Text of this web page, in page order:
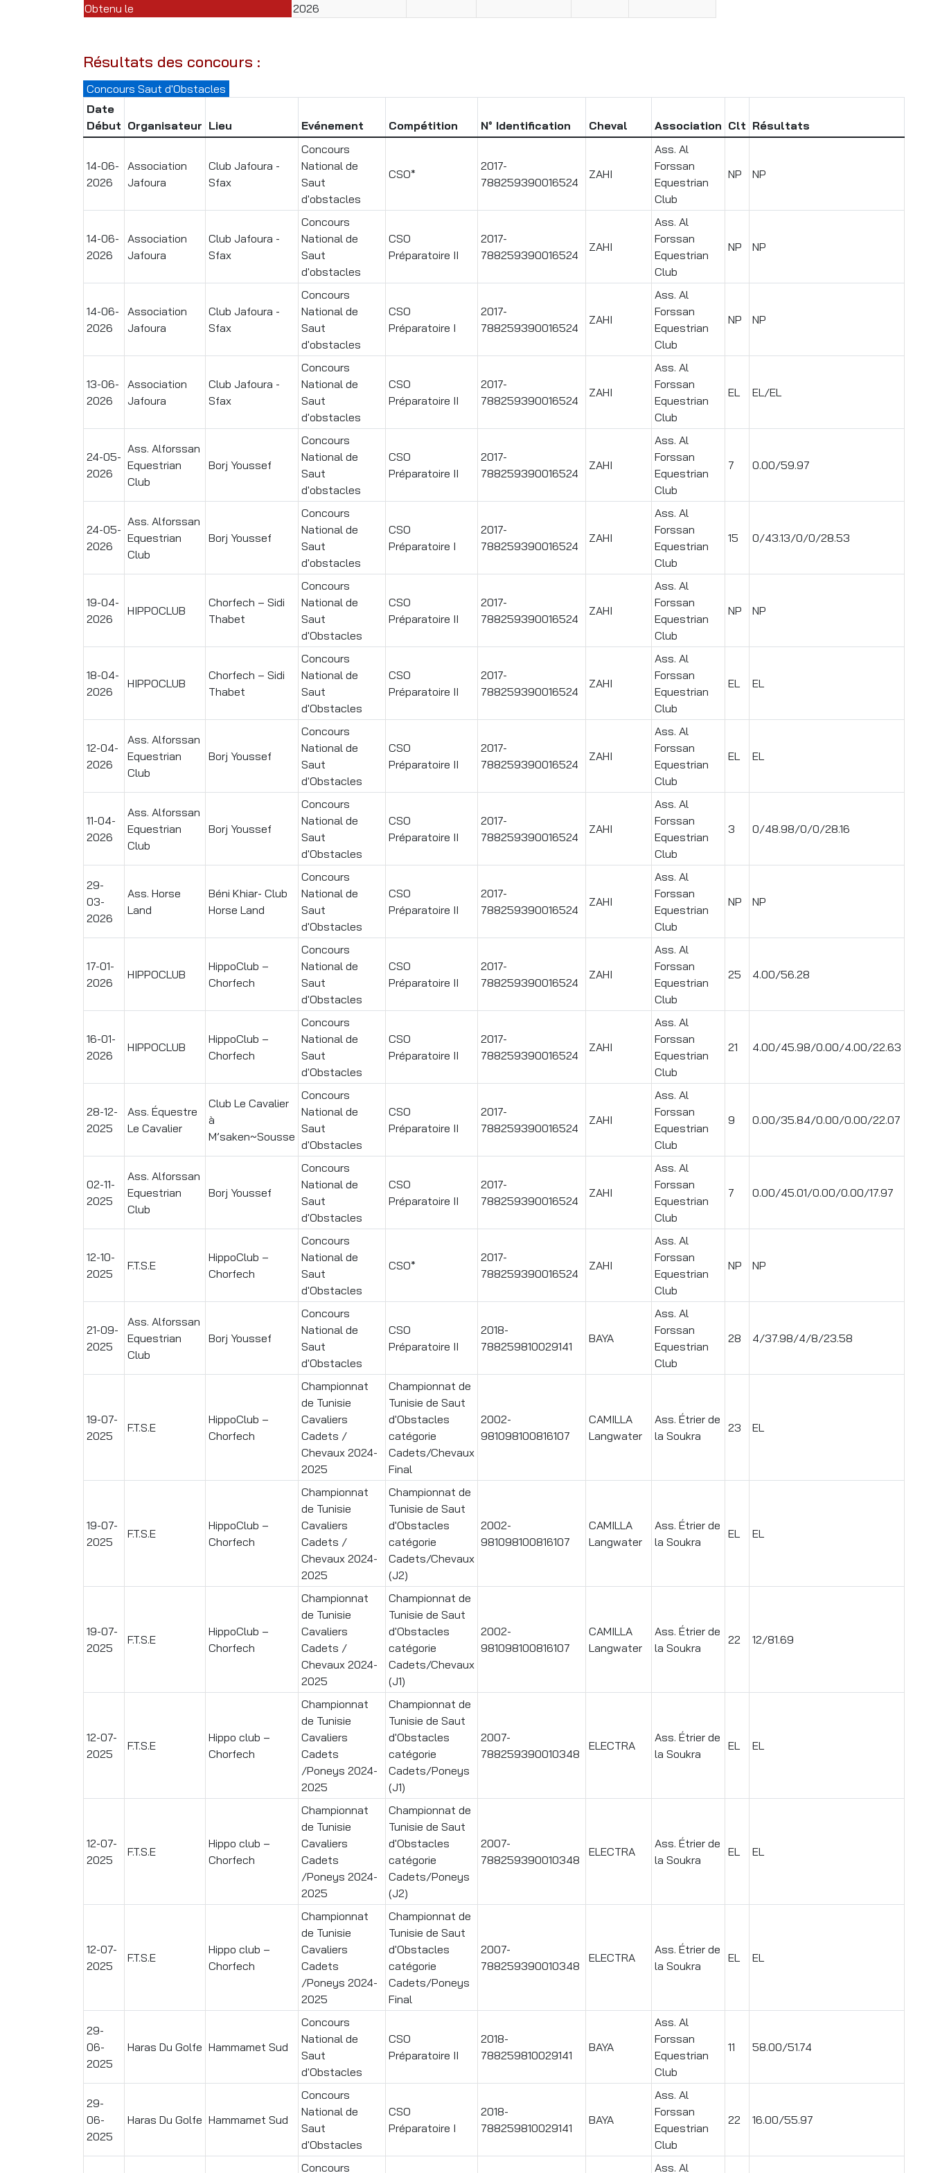
Obtenu le
2026
Résultats des concours :
Concours Saut d'Obstacles
Date
Début Organisateur Lieu Evénement Compétition N° Identification Cheval Association Clt Résultats
14-06-
2026
Association
Jafoura
Club Jafoura -
Sfax
Concours
National de
Saut
d'obstacles
CSO*
2017-
788259390016524
ZAHI
Ass. Al
Forssan
Equestrian
Club
NP NP
14-06-
2026
Association
Jafoura
Club Jafoura -
Sfax
Concours
National de
Saut
d'obstacles
CSO
Préparatoire II
2017-
788259390016524
ZAHI
Ass. Al
Forssan
Equestrian
Club
NP NP
14-06-
2026
Association
Jafoura
Club Jafoura -
Sfax
Concours
National de
Saut
d'obstacles
CSO
Préparatoire I
2017-
788259390016524
ZAHI
Ass. Al
Forssan
Equestrian
Club
NP NP
13-06-
2026
Association
Jafoura
Club Jafoura -
Sfax
Concours
National de
Saut
d'obstacles
CSO
Préparatoire II
2017-
788259390016524
ZAHI
Ass. Al
Forssan
Equestrian
Club
EL EL/EL
24-05-
2026
Ass. Alforssan
Equestrian
Club
Borj Youssef
Concours
National de
Saut
d'obstacles
CSO
Préparatoire II
2017-
788259390016524
ZAHI
Ass. Al
Forssan
Equestrian
Club
7 0.00/59.97
24-05-
2026
Ass. Alforssan
Equestrian
Club
Borj Youssef
Concours
National de
Saut
d'obstacles
CSO
Préparatoire I
2017-
788259390016524
ZAHI
Ass. Al
Forssan
Equestrian
Club
15 0/43.13/0/0/28.53
19-04-
2026
HIPPOCLUB
Chorfech – Sidi
Thabet
Concours
National de
Saut
d'Obstacles
CSO
Préparatoire II
2017-
788259390016524
ZAHI
Ass. Al
Forssan
Equestrian
Club
NP NP
18-04-
2026
HIPPOCLUB
Chorfech – Sidi
Thabet
Concours
National de
Saut
d'Obstacles
CSO
Préparatoire II
2017-
788259390016524
ZAHI
Ass. Al
Forssan
Equestrian
Club
EL EL
12-04-
2026
Ass. Alforssan
Equestrian
Club
Borj Youssef
Concours
National de
Saut
d'Obstacles
CSO
Préparatoire II
2017-
788259390016524
ZAHI
Ass. Al
Forssan
Equestrian
Club
EL EL
11-04-
2026
Ass. Alforssan
Equestrian
Club
Borj Youssef
Concours
National de
Saut
d'Obstacles
CSO
Préparatoire II
2017-
788259390016524
ZAHI
Ass. Al
Forssan
Equestrian
Club
3 0/48.98/0/0/28.16
29-
03-
2026
Ass. Horse
Land
Béni Khiar- Club
Horse Land
Concours
National de
Saut
d'Obstacles
CSO
Préparatoire II
2017-
788259390016524
ZAHI
Ass. Al
Forssan
Equestrian
Club
NP NP
17-01-
2026
HIPPOCLUB
HippoClub –
Chorfech
Concours
National de
Saut
d'Obstacles
CSO
Préparatoire II
2017-
788259390016524
ZAHI
Ass. Al
Forssan
Equestrian
Club
25 4.00/56.28
16-01-
2026
HIPPOCLUB
HippoClub –
Chorfech
Concours
National de
Saut
d'Obstacles
CSO
Préparatoire II
2017-
788259390016524
ZAHI
Ass. Al
Forssan
Equestrian
Club
21 4.00/45.98/0.00/4.00/22.63
28-12-
2025
Ass. Équestre
Le Cavalier
Club Le Cavalier
à
M’saken~Sousse
Concours
National de
Saut
d'Obstacles
CSO
Préparatoire II
2017-
788259390016524
ZAHI
Ass. Al
Forssan
Equestrian
Club
9 0.00/35.84/0.00/0.00/22.07
02-11-
2025
Ass. Alforssan
Equestrian
Club
Borj Youssef
Concours
National de
Saut
d'Obstacles
CSO
Préparatoire II
2017-
788259390016524
ZAHI
Ass. Al
Forssan
Equestrian
Club
7 0.00/45.01/0.00/0.00/17.97
12-10-
2025
F.T.S.E
HippoClub –
Chorfech
Concours
National de
Saut
d'Obstacles
CSO*
2017-
788259390016524
ZAHI
Ass. Al
Forssan
Equestrian
Club
NP NP
21-09-
2025
Ass. Alforssan
Equestrian
Club
Borj Youssef
Concours
National de
Saut
d'Obstacles
CSO
Préparatoire II
2018-
788259810029141
BAYA
Ass. Al
Forssan
Equestrian
Club
28 4/37.98/4/8/23.58
19-07-
2025
F.T.S.E
HippoClub –
Chorfech
Championnat
de Tunisie
Cavaliers
Cadets /
Chevaux 2024-
2025
Championnat de
Tunisie de Saut
d'Obstacles
catégorie
Cadets/Chevaux
Final
2002-
981098100816107
CAMILLA
Langwater
Ass. Étrier de
la Soukra
23 EL
19-07-
2025
F.T.S.E
HippoClub –
Chorfech
Championnat
de Tunisie
Cavaliers
Cadets /
Chevaux 2024-
2025
Championnat de
Tunisie de Saut
d'Obstacles
catégorie
Cadets/Chevaux
(J2)
2002-
981098100816107
CAMILLA
Langwater
Ass. Étrier de
la Soukra
EL EL
19-07-
2025
F.T.S.E
HippoClub –
Chorfech
Championnat
de Tunisie
Cavaliers
Cadets /
Chevaux 2024-
2025
Championnat de
Tunisie de Saut
d'Obstacles
catégorie
Cadets/Chevaux
(J1)
2002-
981098100816107
CAMILLA
Langwater
Ass. Étrier de
la Soukra
22 12/81.69
12-07-
2025
F.T.S.E
Hippo club –
Chorfech
Championnat
de Tunisie
Cavaliers
Cadets
/Poneys 2024-
2025
Championnat de
Tunisie de Saut
d'Obstacles
catégorie
Cadets/Poneys
(J1)
2007-
788259390010348
ELECTRA
Ass. Étrier de
la Soukra
EL EL
12-07-
2025
F.T.S.E
Hippo club –
Chorfech
Championnat
de Tunisie
Cavaliers
Cadets
/Poneys 2024-
2025
Championnat de
Tunisie de Saut
d'Obstacles
catégorie
Cadets/Poneys
(J2)
2007-
788259390010348
ELECTRA
Ass. Étrier de
la Soukra
EL EL
12-07-
2025
F.T.S.E
Hippo club –
Chorfech
Championnat
de Tunisie
Cavaliers
Cadets
/Poneys 2024-
2025
Championnat de
Tunisie de Saut
d'Obstacles
catégorie
Cadets/Poneys
Final
2007-
788259390010348
ELECTRA
Ass. Étrier de
la Soukra
EL EL
29-
06-
2025
Haras Du Golfe Hammamet Sud
Concours
National de
Saut
d'Obstacles
CSO
Préparatoire II
2018-
788259810029141
BAYA
Ass. Al
Forssan
Equestrian
Club
11 58.00/51.74
29-
06-
2025
Haras Du Golfe Hammamet Sud
Concours
National de
Saut
d'Obstacles
CSO
Préparatoire I
2018-
788259810029141
BAYA
Ass. Al
Forssan
Equestrian
Club
22 16.00/55.97
Concours Ass. Al